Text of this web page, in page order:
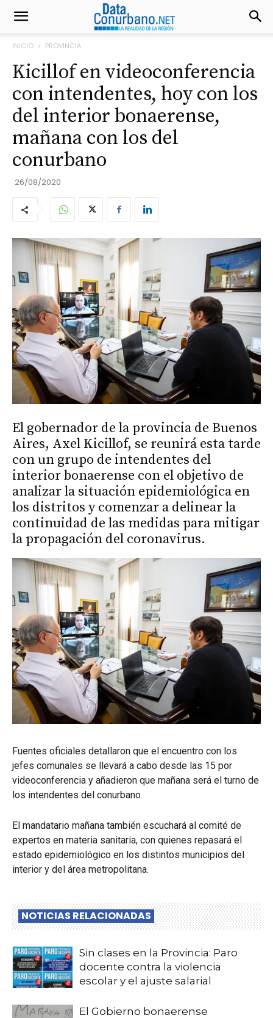
INICIO PROVINCIA
Kicillof en videoconferencia
con intendentes, hoy con los
del interior bonaerense,
mañana con los del
conurbano
26/08/2020
El gobernador de la provincia de Buenos
Aires, Axel Kicillof, se reunirá esta tarde
con un grupo de intendentes del
interior bonaerense con el objetivo de
analizar la situación epidemiológica en
los distritos y comenzar a delinear la
continuidad de las medidas para mitigar
la propagación del coronavirus.
Fuentes oficiales detallaron que el encuentro con los
jefes comunales se llevará a cabo desde las 15 por
videoconferencia y añadieron que mañana será el turno de
los intendentes del conurbano.
El mandatario mañana también escuchará al comité de
expertos en materia sanitaria, con quienes repasará el
estado epidemiológico en los distintos municipios del
interior y del área metropolitana.
NOTICIAS RELACIONADAS
Sin clases en la Provincia: Paro
docente contra la violencia
escolar y el ajuste salarial
El Gobierno bonaerense